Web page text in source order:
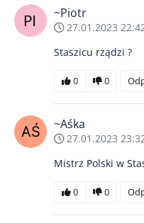
~Piotr
27.01.2023
Staszicu rządzi ?
0 0
~Aśka
27.01.2023
Mistrz Polski w
0 0